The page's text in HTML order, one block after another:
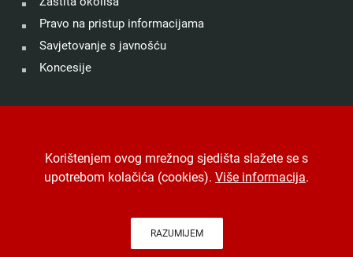
Pravo na pristup informacijama
Savjetovanje s javnošću
Koncesije
Digitalna pristupačnost.Jedinstveni digitalni pristupnik
Izrada, hosting i održavanjeDesk.hr.
Na vrh
Korištenjem ovog mrežnog sjedišta slažete se s
upotrebom kolačića (cookies). Više informacija.
RAZUMIJEM